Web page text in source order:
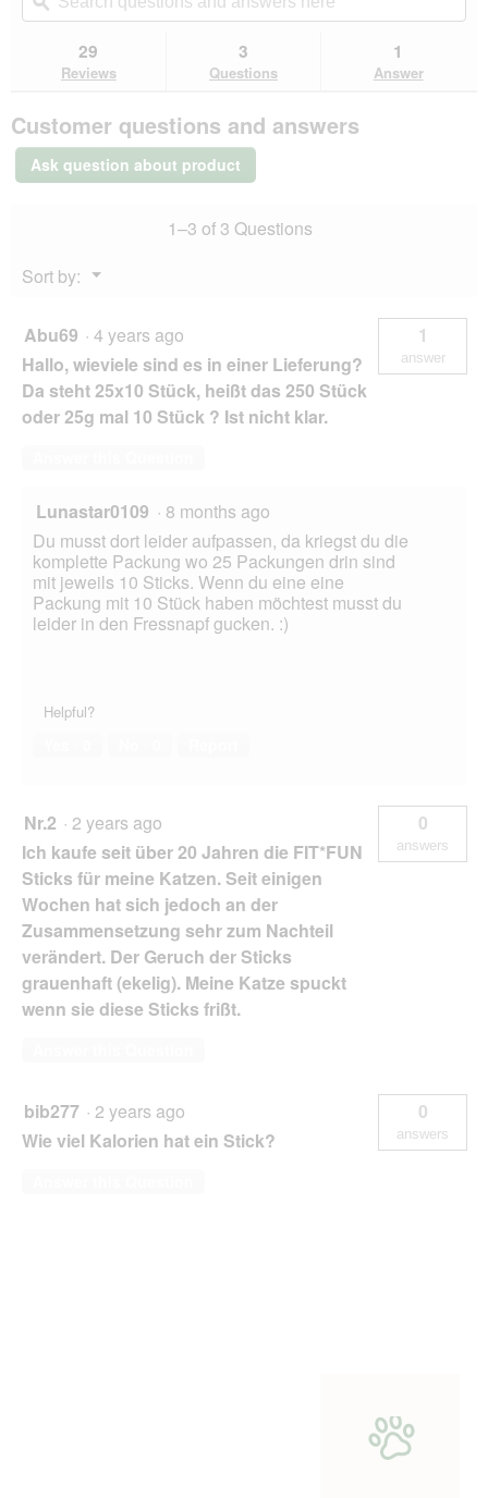
Read
for
25
10
to
reviews.
and
29
Reviews
3
Questions
1
Answer
Customer questions and answers
Ask question about product
1–3 of 3 Questions
Sort by:
▼
Menu
Abu69 · 4 years ago
Hallo, wieviele sind es in einer Lieferung?
Da steht 25x10 Stück, heißt das 250 Stück
oder 25g mal 10 Stück ? Ist nicht klar.
1
answer
Lunastar0109 · 8 months ago
Du musst dort leider aufpassen, da kriegst du die
komplette Packung wo 25 Packungen drin sind
mit jeweils 10 Sticks. Wenn du eine eine
Packung mit 10 Stück haben möchtest musst du
leider in den Fressnapf gucken. :)
Helpful?
Nr.2 · 2 years ago
Ich kaufe seit über 20 Jahren die FIT*FUN
Sticks für meine Katzen. Seit einigen
Wochen hat sich jedoch an der
Zusammensetzung sehr zum Nachteil
verändert. Der Geruch der Sticks
grauenhaft (ekelig). Meine Katze spuckt
wenn sie diese Sticks frißt.
0
answers
bib277 · 2 years ago
Wie viel Kalorien hat ein Stick?
0
answers